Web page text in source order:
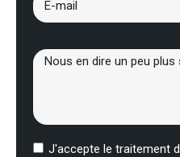
J'accepte le traitement